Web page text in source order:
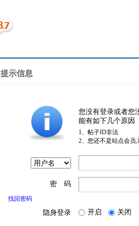
提示信息
您没有登录或者您
能有如下几个原因
1、帖子ID非法
2、您还不是站点会员
密 码
找回密码
隐身登录 开启 关闭